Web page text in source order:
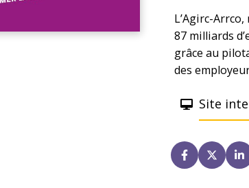
L’Agirc-
87 milliards
grâce au
des
Site